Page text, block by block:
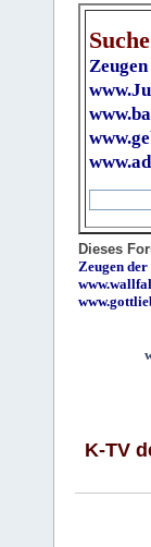
Dieses
Zeugen
K-TV